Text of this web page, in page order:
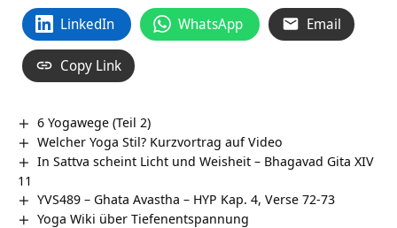
LinkedIn WhatsApp Email
Copy Link
6 Yogawege (Teil 2)
Welcher Yoga Stil? Kurzvortrag auf Video
In Sattva scheint Licht und Weisheit – Bhagavad Gita XIV
11
YVS489 – Ghata Avastha – HYP Kap. 4, Verse 72-73
Yoga Wiki über Tiefenentspannung